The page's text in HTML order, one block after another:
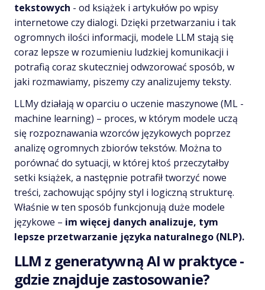
tekstowych - od książek i artykułów po wpisy
internetowe czy dialogi. Dzięki przetwarzaniu i tak
ogromnych ilości informacji, modele LLM stają się
coraz lepsze w rozumieniu ludzkiej komunikacji i
potrafią coraz skuteczniej odwzorować sposób, w
jaki rozmawiamy, piszemy czy analizujemy teksty.
LLMy działają w oparciu o uczenie maszynowe (ML -
machine learning) – proces, w którym modele uczą
się rozpoznawania wzorców językowych poprzez
analizę ogromnych zbiorów tekstów. Można to
porównać do sytuacji, w której ktoś przeczytałby
setki książek, a następnie potrafił tworzyć nowe
treści, zachowując spójny styl i logiczną strukturę.
Właśnie w ten sposób funkcjonują duże modele
językowe – im więcej danych analizuje, tym
lepsze przetwarzanie języka naturalnego (NLP).
LLM z generatywną AI w praktyce -
gdzie znajduje zastosowanie?